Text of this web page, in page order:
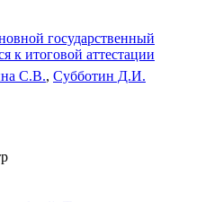
государственный
к итоговой аттестации
С.В., Субботин Д.И.